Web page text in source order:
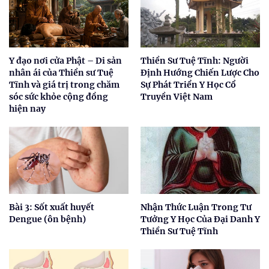
Y đạo nơi cửa Phật – Di sản
nhân ái của Thiền sư Tuệ
Tĩnh và giá trị trong chăm
sóc sức khỏe cộng đồng
hiện nay
Thiền Sư Tuệ Tĩnh: Người
Định Hướng Chiến Lược Cho
Sự Phát Triển Y Học Cổ
Truyền Việt Nam
Bài 3: Sốt xuất huyết
Dengue (ôn bệnh)
Nhận Thức Luận Trong Tư
Tưởng Y Học Của Đại Danh Y
Thiền Sư Tuệ Tĩnh